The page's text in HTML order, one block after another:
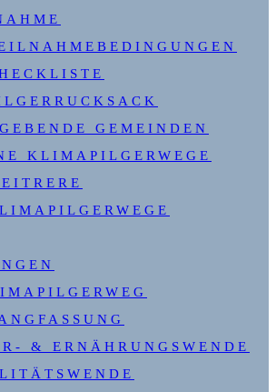
GEMEINDEN
KLIMAPILGERWEGE
& ERNÄHRUNGSWENDE